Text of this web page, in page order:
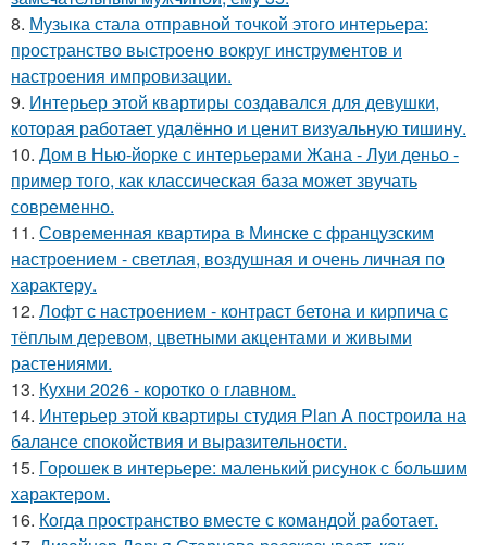
8. Музыка стала отправной точкой этого интерьера:
пространство выстроено вокруг инструментов и
настроения импровизации.
9. Интерьер этой квартиры создавался для девушки,
которая работает удалённо и ценит визуальную тишину.
10. Дом в Нью-йорке с интерьерами Жана - Луи деньо -
пример того, как классическая база может звучать
современно.
11. Современная квартира в Минске с французским
настроением - светлая, воздушная и очень личная по
характеру.
12. Лофт с настроением - контраст бетона и кирпича с
тёплым деревом, цветными акцентами и живыми
растениями.
13. Кухни 2026 - коротко о главном.
14. Интерьер этой квартиры студия Plan A построила на
балансе спокойствия и выразительности.
15. Горошек в интерьере: маленький рисунок с большим
характером.
16. Когда пространство вместе с командой работает.